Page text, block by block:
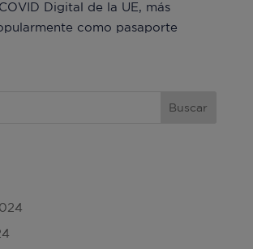
Digital de la UE, más
como pasaporte